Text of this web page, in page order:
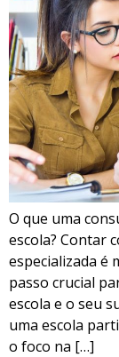
O que uma
escola? Contar
especializada é
passo crucial
escola e o seu
uma escola
o foco na […]